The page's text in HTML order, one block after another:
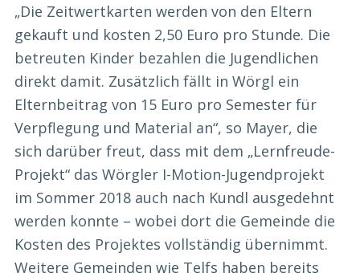
„Die Zeitwertkarten werden von den Eltern
gekauft und kosten 2,50 Euro pro Stunde. Die
betreuten Kinder bezahlen die Jugendlichen
direkt damit. Zusätzlich fällt in Wörgl ein
Elternbeitrag von 15 Euro pro Semester für
Verpflegung und Material an“, so Mayer, die
sich darüber freut, dass mit dem „Lernfreude-
Projekt“ das Wörgler I-Motion-Jugendprojekt
im Sommer 2018 auch nach Kundl ausgedehnt
werden konnte – wobei dort die Gemeinde die
Kosten des Projektes vollständig übernimmt.
Weitere Gemeinden wie Telfs haben bereits